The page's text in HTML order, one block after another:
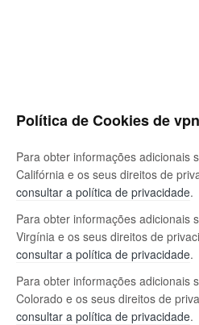
Política de Cookies de
Para obter informações adicionais
Califórnia e os seus direitos de
consultar a política de privacidade.
Para obter informações adicionais
Virgínia e os seus direitos de
consultar a política de privacidade.
Para obter informações adicionais
Colorado e os seus direitos de
consultar a política de privacidade.